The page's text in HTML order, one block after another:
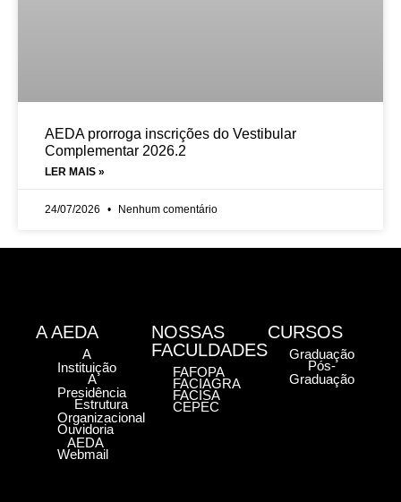
AEDA prorroga inscrições do Vestibular
Complementar 2026.2
LER MAIS »
24/07/2026 Nenhum comentário
A AEDA
A
Instituição
A
Presidência
Estrutura
Organizacional
Ouvidoria
AEDA
Webmail
NOSSAS
FACULDADES
FAFOPA
FACIAGRA
FACISA
CEPEC
CURSOS
Graduação
Pós-
Graduação